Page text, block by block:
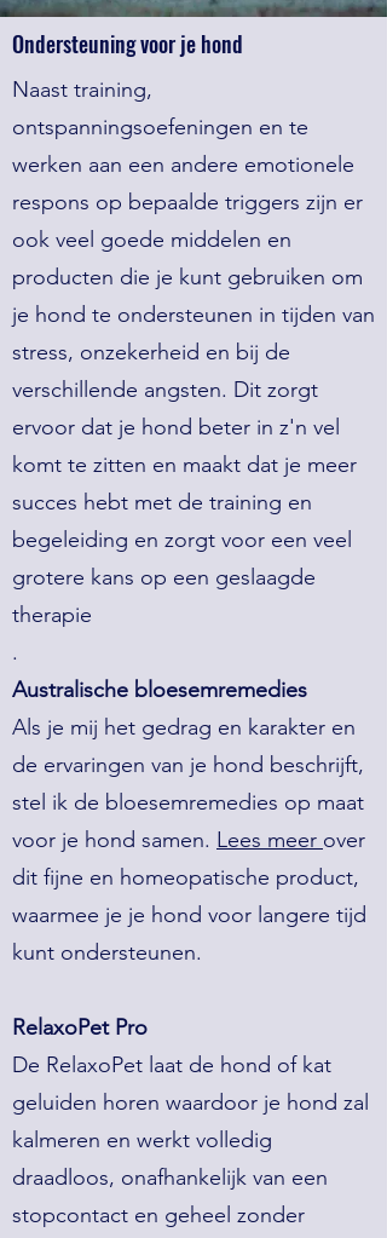
Ondersteuning voor je hond
Naast training,
ontspanningsoefeningen en te
werken aan een andere emotionele
respons op bepaalde triggers zijn er
ook veel goede middelen en
producten die je kunt gebruiken om
je hond te ondersteunen in tijden van
stress, onzekerheid en bij de
verschillende angsten. Dit zorgt
ervoor dat je hond beter in z'n vel
komt te zitten en maakt dat je meer
succes hebt met de training en
begeleiding en zorgt voor een veel
grotere kans op een geslaagde
therapie
.
Australische bloesemremedies
Als je mij het gedrag en karakter en
de ervaringen van je hond beschrijft,
stel ik de bloesemremedies op maat
voor je hond samen. Lees meer over
dit fijne en homeopatische product,
waarmee je je hond voor langere tijd
kunt ondersteunen.
RelaxoPet Pro
De RelaxoPet laat de hond of kat
geluiden horen waardoor je hond zal
kalmeren en werkt volledig
draadloos, onafhankelijk van een
stopcontact en geheel zonder